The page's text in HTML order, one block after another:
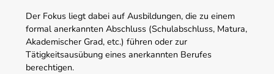
Der Fokus liegt dabei auf Ausbildungen, die zu einem
formal anerkannten Abschluss (Schulabschluss, Matura,
Akademischer Grad, etc.) führen oder zur
Tätigkeitsausübung eines anerkannten Berufes
berechtigen.